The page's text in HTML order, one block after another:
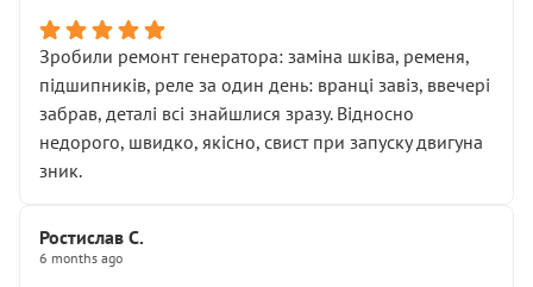
Зробили ремонт генератора: заміна шківа, ременя,
підшипників, реле за один день: вранці завіз, ввечері
забрав, деталі всі знайшлися зразу. Відносно
недорого, швидко, якісно, свист при запуску двигуна
зник.
Ростислав С.
6 months ago